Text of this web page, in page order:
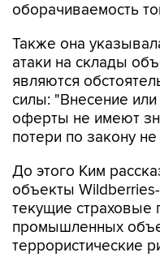
оборачиваемость
Также она
атаки на склады
являются
силы: "Внесение или
оферты не имеют
потери по закону
До этого Ким
объекты
текущие страховые
промышленных
террористические